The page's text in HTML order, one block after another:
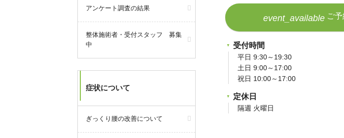
event_available ご
受付時間
平日 9:30～19:30
土日 9:00～17:00
祝日 10:00～17:00
定休日
隔週 火曜日
8/17(月)
8/19(水)
上記日程でお休みをいただきま
8/9からのお盆休みは休まず営業い
8/11(火・祝)は10～17:00までの短
アンケート調査の結果
整体施術者・受付スタッフ 募集
中
症状について
ぎっくり腰の改善について